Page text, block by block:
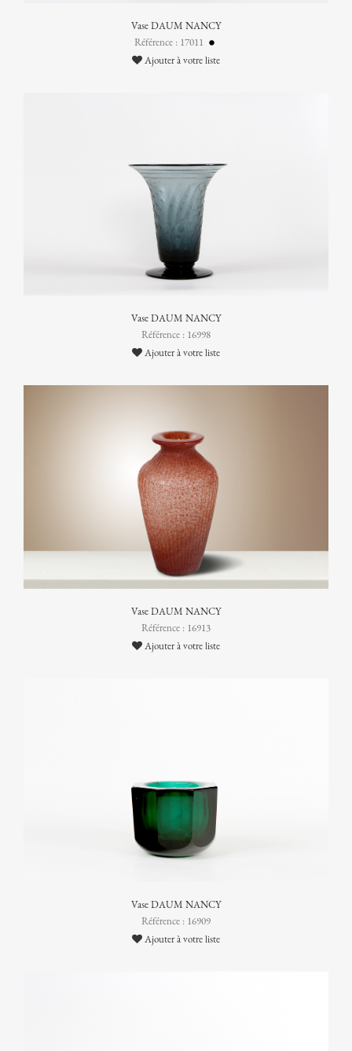
Vase DAUM NANCY
Référence : 17011
Ajouter à votre liste
Vase DAUM NANCY
Référence : 16998
Ajouter à votre liste
Vase DAUM NANCY
Référence : 16913
Ajouter à votre liste
Vase DAUM NANCY
Référence : 16909
Ajouter à votre liste